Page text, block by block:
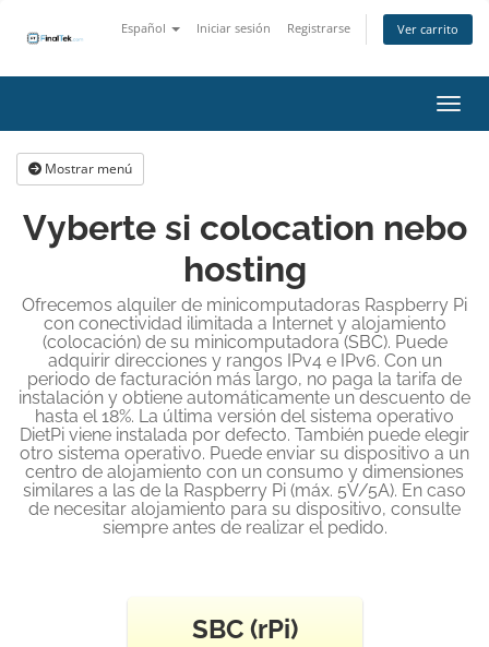
Español Iniciar sesión Registrarse Ver carrito
Mostrar menú
Vyberte si colocation nebo
hosting
Ofrecemos alquiler de minicomputadoras Raspberry Pi
con conectividad ilimitada a Internet y alojamiento
(colocación) de su minicomputadora (SBC). Puede
adquirir direcciones y rangos IPv4 e IPv6. Con un
periodo de facturación más largo, no paga la tarifa de
instalación y obtiene automáticamente un descuento de
hasta el 18%. La última versión del sistema operativo
DietPi viene instalada por defecto. También puede elegir
otro sistema operativo. Puede enviar su dispositivo a un
centro de alojamiento con un consumo y dimensiones
similares a las de la Raspberry Pi (máx. 5V/5A). En caso
de necesitar alojamiento para su dispositivo, consulte
siempre antes de realizar el pedido.
SBC (rPi)